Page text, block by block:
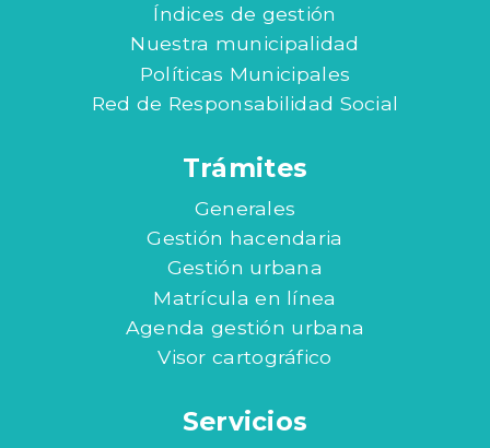
Índices de gestión
Nuestra municipalidad
Políticas Municipales
Red de Responsabilidad Social
Trámites
Generales
Gestión hacendaria
Gestión urbana
Matrícula en línea
Agenda gestión urbana
Visor cartográfico
Servicios